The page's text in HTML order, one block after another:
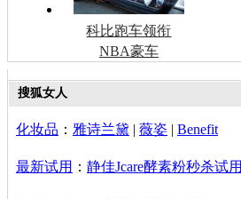
科比跑车领衔
NBA豪车
搜狐女人
化妆品 ： 雅诗兰黛 | 薇姿 | Benefit
最新试用 ： 静佳Jcare酵素粉秒杀试用